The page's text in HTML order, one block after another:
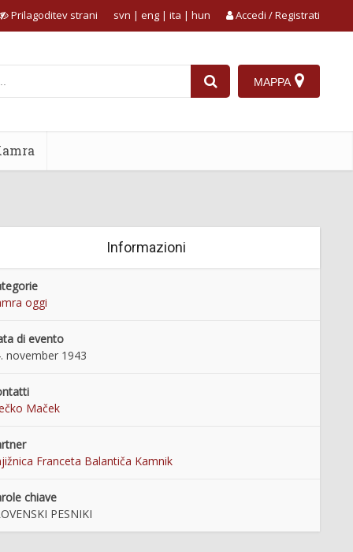
Prilagoditev strani Accedi / Registrati
svn | eng | ita | hun
MAPPA
Informazioni
oggi
di evento
november 1943
Maček
Franceta Balantiča Kamnik
chiave
PESNIKI